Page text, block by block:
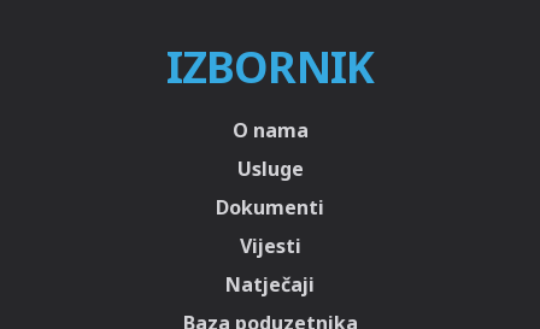
IZBORNIK
O nama
Usluge
Dokumenti
Vijesti
Natječaji
Baza poduzetnika